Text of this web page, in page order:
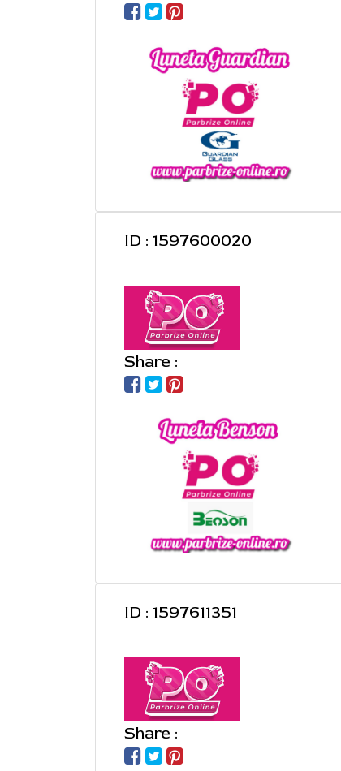
ID : 1597600020
Share :
ID : 1597611351
Share :